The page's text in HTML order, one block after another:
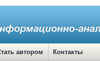
автором Контакты